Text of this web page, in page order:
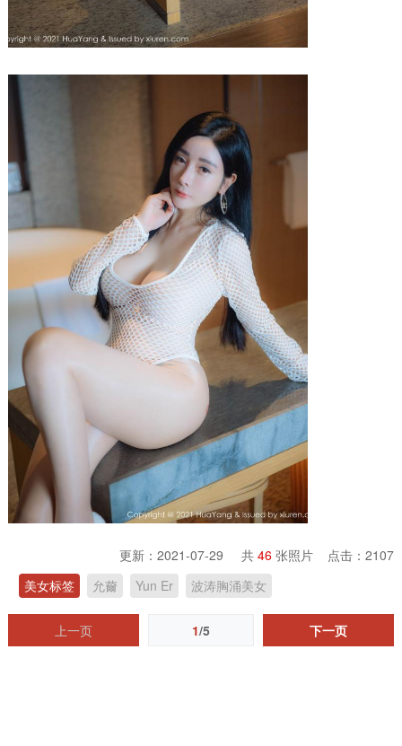
更新：2021-07-29 共46 张照片 点击：2107
美女标签
允薾 Yun Er 波涛胸涌美女
上一页 1/5 下一页